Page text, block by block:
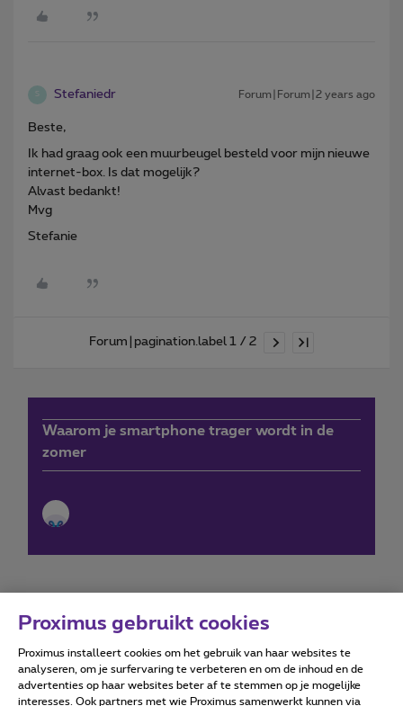
S Stefaniedr Forum|Forum|2 years ago
Beste,
Ik had graag ook een muurbeugel besteld voor mijn nieuwe
internet-box. Is dat mogelijk?
Alvast bedankt!
Mvg
Stefanie
Forum|pagination.label 1 / 2
Waarom je smartphone trager wordt in de
zomer
Forumvoorwaarden Accessibility statement
Proximus gebruikt cookies
Proximus installeert cookies om het gebruik van haar websites te
analyseren, om je surfervaring te verbeteren en om de inhoud en de
advertenties op haar websites beter af te stemmen op je mogelijke
interesses. Ook partners met wie Proximus samenwerkt kunnen via